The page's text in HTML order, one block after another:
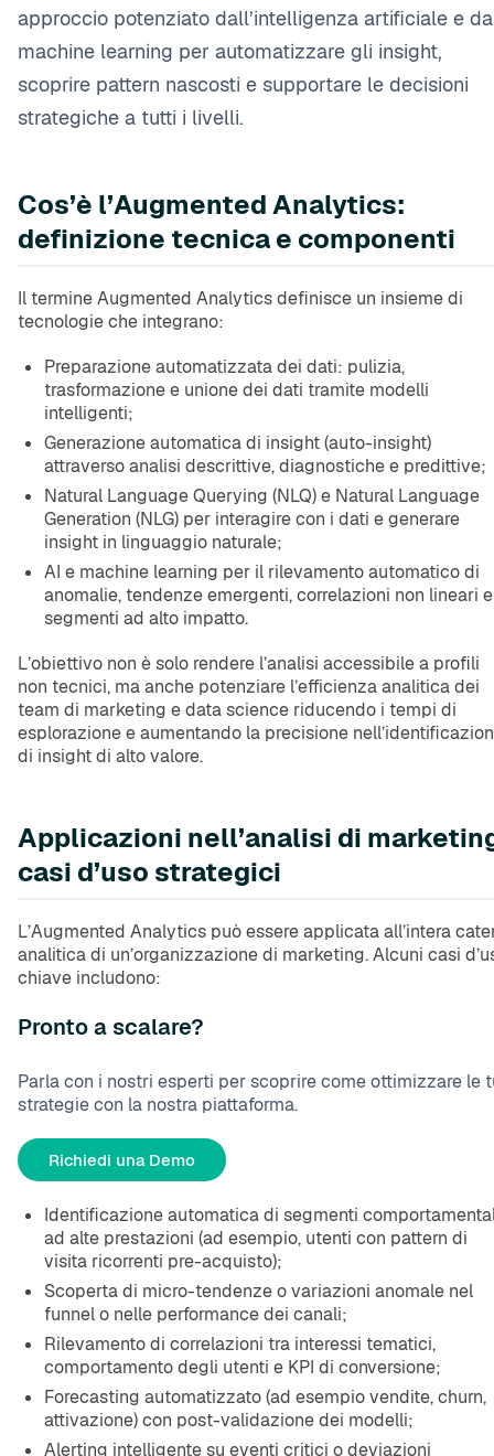
approccio potenziato dall’intelligenza artificiale e
machine learning per automatizzare gli insight,
scoprire pattern nascosti e supportare le decisioni
strategiche a tutti i livelli.
Cos’è l’Augmented Analytics:
definizione tecnica e componenti
Il termine Augmented Analytics definisce un insieme di
tecnologie che integrano:
Preparazione automatizzata dei dati: pulizia,
trasformazione e unione dei dati tramite modelli
intelligenti;
Generazione automatica di insight (auto-insight)
attraverso analisi descrittive, diagnostiche e predittive;
Natural Language Querying (NLQ) e Natural Language
Generation (NLG) per interagire con i dati e generare
insight in linguaggio naturale;
AI e machine learning per il rilevamento automatico di
anomalie, tendenze emergenti, correlazioni non lineari e
segmenti ad alto impatto.
L’obiettivo non è solo rendere l’analisi accessibile a profili
non tecnici, ma anche potenziare l’efficienza analitica dei
team di marketing e data science riducendo i tempi di
esplorazione e aumentando la precisione
di insight di alto valore.
Applicazioni nell’analisi di
casi d’uso strategici
L’Augmented Analytics può essere applicata all’intera
analitica di un’organizzazione di marketing. Alcuni casi
chiave includono:
Pronto a scalare?
Parla con i nostri esperti per scoprire come ottimizzare le
strategie con la nostra piattaforma.
Richiedi una Demo
Identificazione automatica di segmenti
ad alte prestazioni (ad esempio, utenti con pattern di
visita ricorrenti pre-acquisto);
Scoperta di micro-tendenze o variazioni anomale nel
funnel o nelle performance dei canali;
Rilevamento di correlazioni tra interessi tematici,
comportamento degli utenti e KPI di conversione;
Forecasting automatizzato (ad esempio vendite, churn,
attivazione) con post-validazione dei modelli;
Alerting intelligente su eventi critici o deviazioni